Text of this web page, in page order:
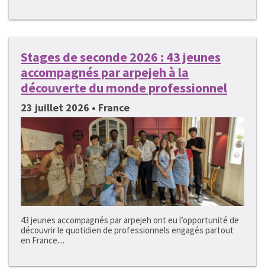
Stages de seconde 2026 : 43 jeunes
accompagnés par arpejeh à la
découverte du monde professionnel
23 juillet 2026 • France
43 jeunes accompagnés par arpejeh ont eu l’opportunité de
découvrir le quotidien de professionnels engagés partout
en France....